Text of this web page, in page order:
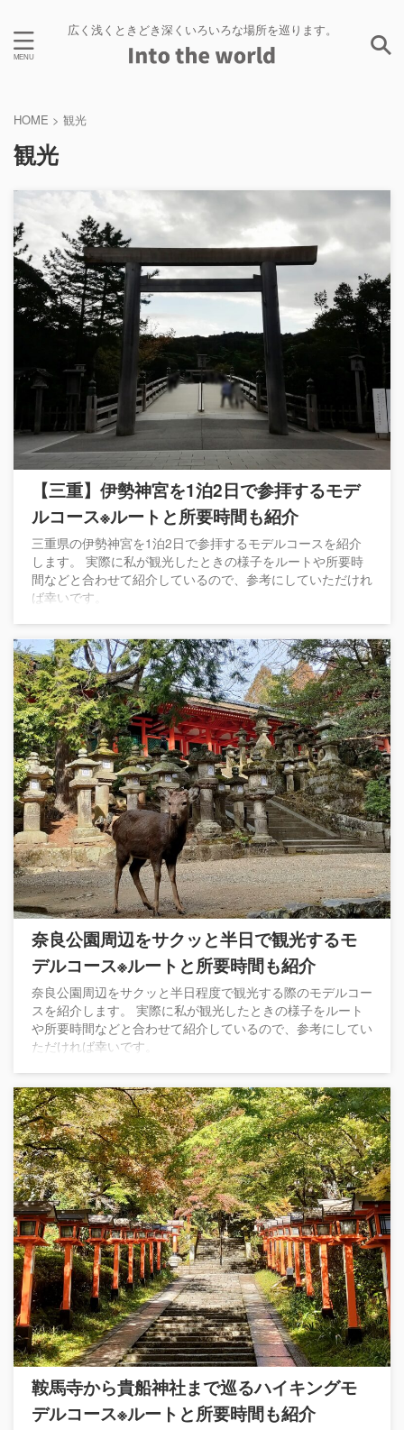
広く浅くときどき深くいろいろな場所を巡ります。
HOME > 観光
観光
【三重】伊勢神宮を1泊2日で参拝するモデ
ルコース※ルートと所要時間も紹介
三重県の伊勢神宮を1泊2日で参拝するモデルコースを紹介
します。 実際に私が観光したときの様子をルートや所要時
間などと合わせて紹介しているので、参考にしていただけれ
ば幸いです。
奈良公園周辺をサクッと半日で観光するモ
デルコース※ルートと所要時間も紹介
奈良公園周辺をサクッと半日程度で観光する際のモデルコー
スを紹介します。 実際に私が観光したときの様子をルート
や所要時間などと合わせて紹介しているので、参考にしてい
ただければ幸いです。
鞍馬寺から貴船神社まで巡るハイキングモ
デルコース※ルートと所要時間も紹介